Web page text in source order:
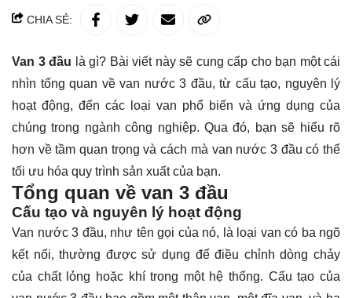
CHIA SẺ:
Van 3 đầu là gì? Bài viết này sẽ cung cấp cho bạn một cái
nhìn tổng quan về van nước 3 đầu, từ cấu tạo, nguyên lý
hoạt động, đến các loại van phổ biến và ứng dụng của
chúng trong ngành công nghiệp. Qua đó, bạn sẽ hiểu rõ
hơn về tầm quan trọng và cách mà van nước 3 đầu có thể
tối ưu hóa quy trình sản xuất của bạn.
Tổng quan về van 3 đầu
Cấu tạo và nguyên lý hoạt động
Van nước 3 đầu, như tên gọi của nó, là loại van có ba ngõ
kết nối, thường được sử dụng để điều chỉnh dòng chảy
của chất lỏng hoặc khí trong một hệ thống. Cấu tạo của